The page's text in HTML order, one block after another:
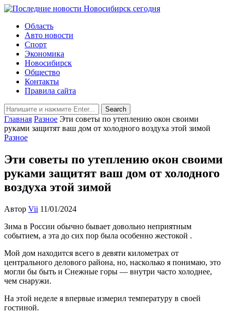
Область
Авто новости
Спорт
Экономика
Новосибирск
Общество
Контакты
Правила сайта
Главная Разное Эти советы по утеплению окон своими
руками защитят ваш дом от холодного воздуха этой зимой
Разное
Эти советы по утеплению окон своими
руками защитят ваш дом от холодного
воздуха этой зимой
Автор Vii 11/01/2024
Зима в России обычно бывает довольно неприятным
событием, а эта до сих пор была особенно жестокой .
Мой дом находится всего в девяти километрах от
центрального делового района, но, насколько я понимаю, это
могли бы быть и Снежные горы — внутри часто холоднее,
чем снаружи.
На этой неделе я впервые измерил температуру в своей
гостиной.